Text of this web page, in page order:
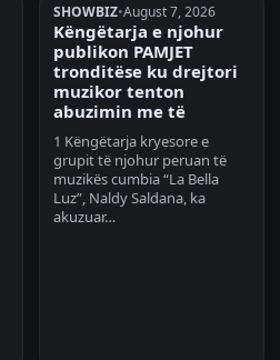
SHOWBIZ•August 7, 2026
Këngëtarja e njohur
publikon PAMJET
tronditëse ku drejtori
muzikor tenton
abuzimin me të
1 Këngëtarja kryesore e
grupit të njohur peruan të
muzikës cumbia “La Bella
Luz”, Naldy Saldana, ka
akuzuar…